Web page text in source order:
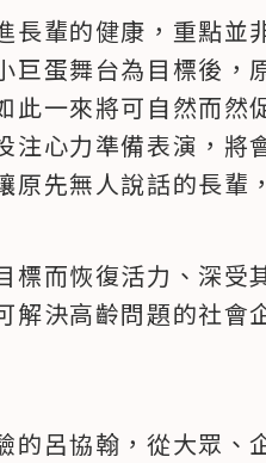
長輩的健康，重點並
巨蛋舞台為目標後，
此一來將可自然而然
注心力準備表演，將
原先無人說話的長輩
標而恢復活力、深受
解決高齡問題的社會
的呂協翰，從大眾、